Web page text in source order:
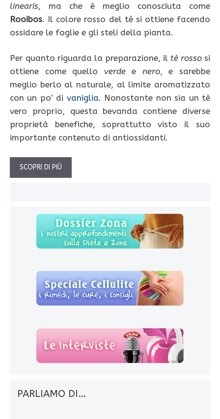
linearis, ma che è meglio conosciuta come
Rooibos. Il colore rosso del tè si ottiene facendo
ossidare le foglie e gli steli della pianta.
Per quanto riguarda la preparazione, il tè rosso si
ottiene come quello verdee nero, e sarebbe
meglio berlo al naturale, al limite aromatizzato
con un po’ di vaniglia. Nonostante non sia un tè
vero proprio, questa bevanda contiene diverse
proprietà benefiche, soprattutto visto il suo
importante contenuto di antiossidanti.
SCOPRI DI PIÙ
PARLIAMO DI…